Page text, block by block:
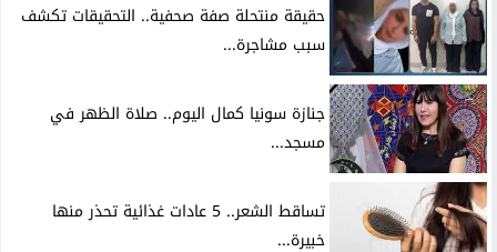
حقيقة منتحلة صفة صحفية.. التحقيقات تكشف
سبب مشاجرة...
جنازة سونيا كمال اليوم.. صلاة الظهر في
مسجد...
تساقط الشعر.. 5 عادات غذائية تحذر منها
خبيرة...